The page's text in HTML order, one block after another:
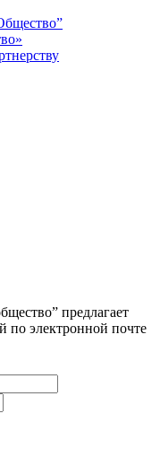
предлагает
по электронной почте